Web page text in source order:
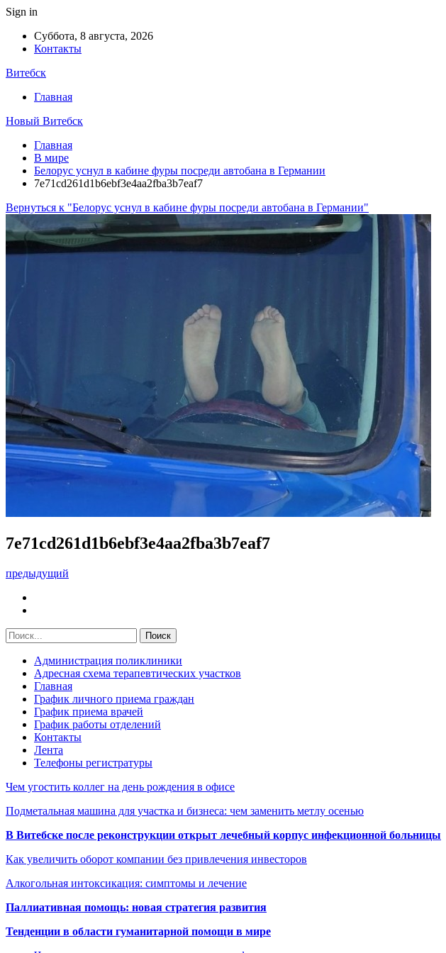
Sign in
Суббота, 8 августа, 2026
Контакты
Витебск
Главная
Новый Витебск
Главная
В мире
Белорус уснул в кабине фуры посреди автобана в Германии
7e71cd261d1b6ebf3e4aa2fba3b7eaf7
Вернуться к "Белорус уснул в кабине фуры посреди автобана в Германии"
7e71cd261d1b6ebf3e4aa2fba3b7eaf7
предыдущий
Администрация поликлиники
Адресная схема терапевтических участков
Главная
График личного приема граждан
График приема врачей
График работы отделений
Контакты
Лента
Телефоны регистратуры
Чем угостить коллег на день рождения в офисе
Подметальная машина для участка и бизнеса: чем заменить метлу осенью
В Витебске после реконструкции открыт лечебный корпус инфекционной больницы
Как увеличить оборот компании без привлечения инвесторов
Алкогольная интоксикация: симптомы и лечение
Паллиативная помощь: новая стратегия развития
Тенденции в области гуманитарной помощи в мире